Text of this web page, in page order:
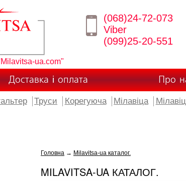
ua.com"
(068)24-72-073
Viber
(099)25-20-551
Доставка і оплата Про
Труси Корегуюча Мілавіца
Головна → Milavitsa-ua каталог.
MILAVITSA-UA КАТАЛОГ.